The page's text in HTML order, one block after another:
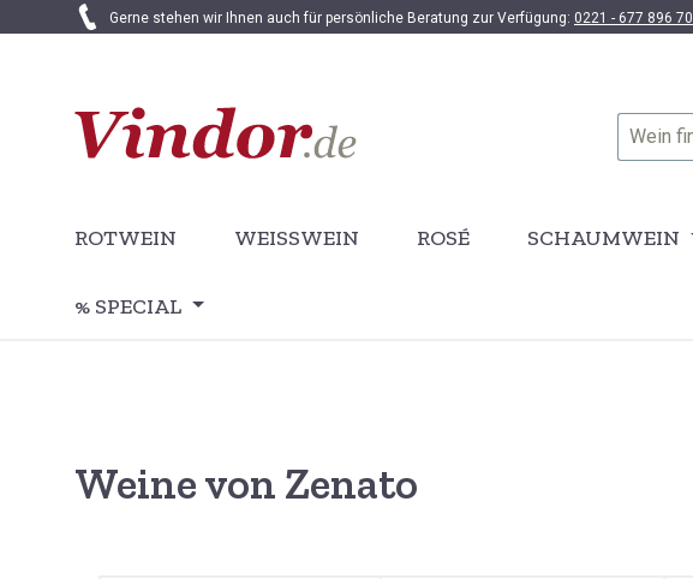
Hauptinhalt springen
Zur Suche springen
Zur Hauptnavigation springen
Gerne stehen wir Ihnen auch für persönliche Beratung zur Verfügung: 0221 - 677 896 70
ROTWEIN WEISSWEIN ROSÉ SCHAUMWEIN
% SPECIAL
Weine von Zenato